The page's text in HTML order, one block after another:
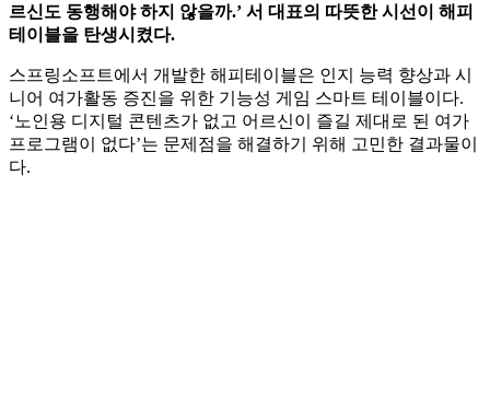
르신도 동행해야 하지 않을까.’ 서 대표의 따뜻한 시선이 해피
테이블을 탄생시켰다.
스프링소프트에서 개발한 해피테이블은 인지 능력 향상과 시
니어 여가활동 증진을 위한 기능성 게임 스마트 테이블이다.
‘노인용 디지털 콘텐츠가 없고 어르신이 즐길 제대로 된 여가
프로그램이 없다’는 문제점을 해결하기 위해 고민한 결과물이
다.